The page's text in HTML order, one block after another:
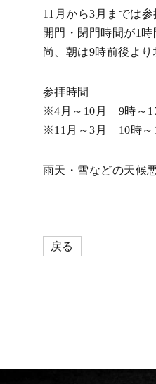
11月から3月までは
開門・閉門時間が1
尚、朝は9時前後よ
参拝時間
※4月～10月 9時～
※11月～3月 10時～
雨天・雪などの天候
戻る